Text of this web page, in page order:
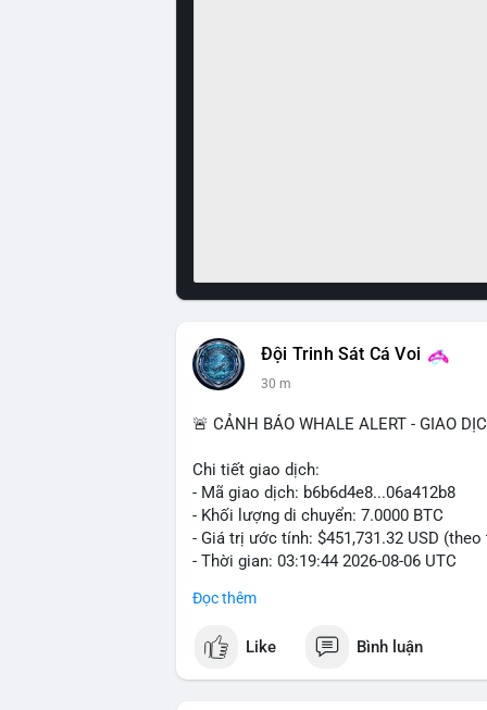
Đội Trinh Sát Cá Voi
30 m
🚨 CẢNH BÁO WHALE ALERT - GIAO
Chi tiết giao dịch:
- Mã giao dịch: b6b6d4e8...06a412b8
- Khối lượng di chuyển: 7.0000 BTC
- Giá trị ước tính: $451,731.32 USD (theo
- Thời gian: 03:19:44 2026-08-06 UTC
Nhận định phân tích:
nằm ở mức trung bình so với các giao
trực tiếp lên thị trường. Với mức giá
Đọc thêm
Like Bình luận